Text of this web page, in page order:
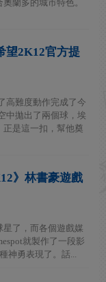
蘭多的城市特色。
望2K12官方提
高難度動作完成了今
中拋出了兩個球，埃
是這一扣，幫他奠
》林書豪遊戲
了，而各個遊戲媒
就製作了一段影
神勇表現了。話...